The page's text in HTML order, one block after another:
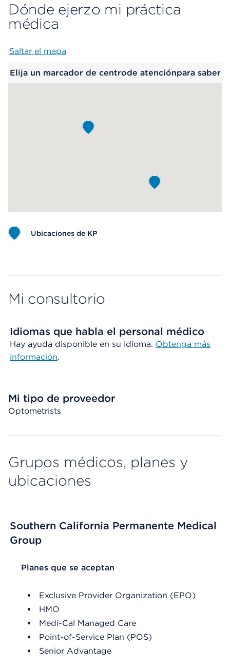
Dónde ejerzo mi práctica
médica
Saltar el mapa
Elija un marcador de centrode atenciónpara saber
Ubicaciones de KP
Mi consultorio
Idiomas que habla el personal médico
Hay ayuda disponible en su idioma. Obtenga más
información.
Mi tipo de proveedor
Optometrists
Grupos médicos, planes y
ubicaciones
Southern California Permanente Medical
Group
List Header Planes que se aceptan
Planes que se aceptan
Exclusive Provider Organization (EPO)
HMO
Medi-Cal Managed Care
Point-of-Service Plan (POS)
Senior Advantage